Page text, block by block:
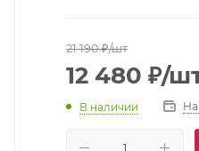
21 190₽/шт
12 480 ₽/
В наличии